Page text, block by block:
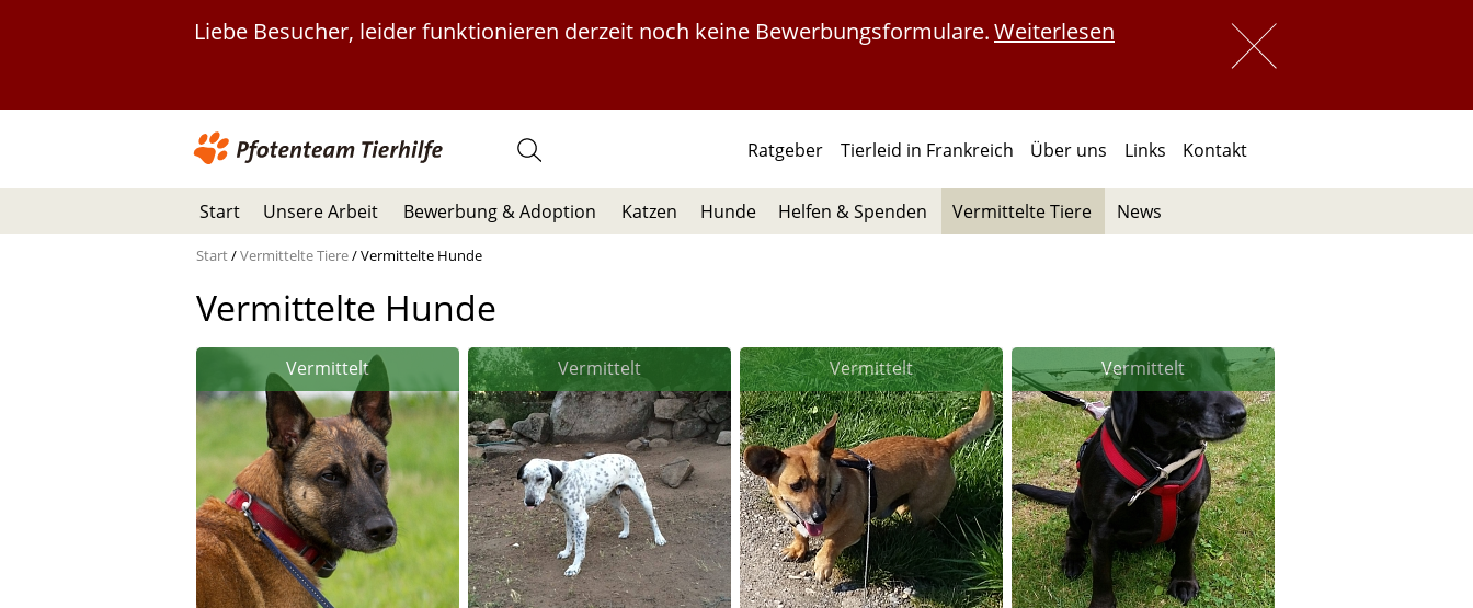
Liebe Besucher, leider funktionieren derzeit noch keine Bewerbungsformulare.Weiterlesen
Ratgeber Tierleid in Frankreich Über uns Links Kontakt
Start Unsere Arbeit Bewerbung & Adoption Katzen Hunde Helfen & Spenden Vermittelte Tiere News
Start/Vermittelte Tiere/Vermittelte Hunde
Vermittelte Hunde
Vermittelt Vermittelt Vermittelt Vermittelt